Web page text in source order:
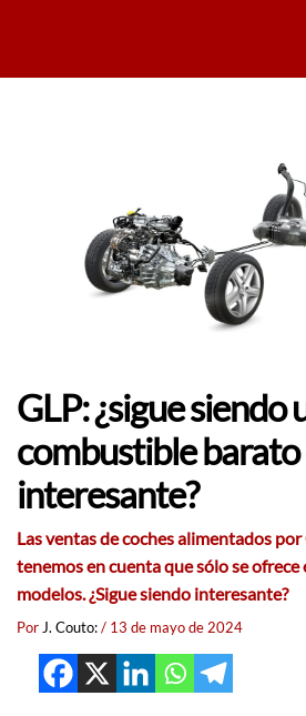
GLP: ¿sigue siendo
combustible barato
interesante?
Las ventas de coches alimentados por
tenemos en cuenta que sólo se ofrece
modelos. ¿Sigue siendo interesante?
Por J. Couto:/ 13 de mayo de 2024